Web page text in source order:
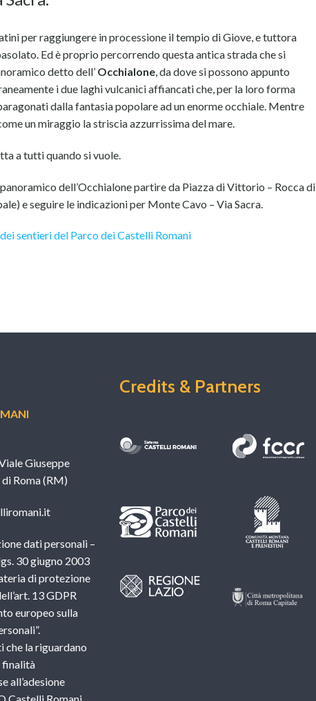
per raggiungere in processione il tempio di Giove, e tuttora
Ed è proprio percorrendo questa antica strada che si
detto dell’ Occhialone, da dove si possono appunto
i due laghi vulcanici affiancati che, per la loro forma
dalla fantasia popolare ad un enorme occhiale. Mentre
un miraggio la striscia azzurrissima del mare.
a tutti quando si vuole.
dell’Occhialone partire da Piazza di Vittorio – Rocca di
e seguire le indicazioni per Monte Cavo – Via Sacra.
sentieri del Parco dei Castelli Romani
Giuseppe
Roma (RM)
dati personali –
30 giugno 2003
di protezione
13 GDPR
europeo sulla
la riguardano
finalità
all’adesione
Castelli Romani.
Credits & Partners